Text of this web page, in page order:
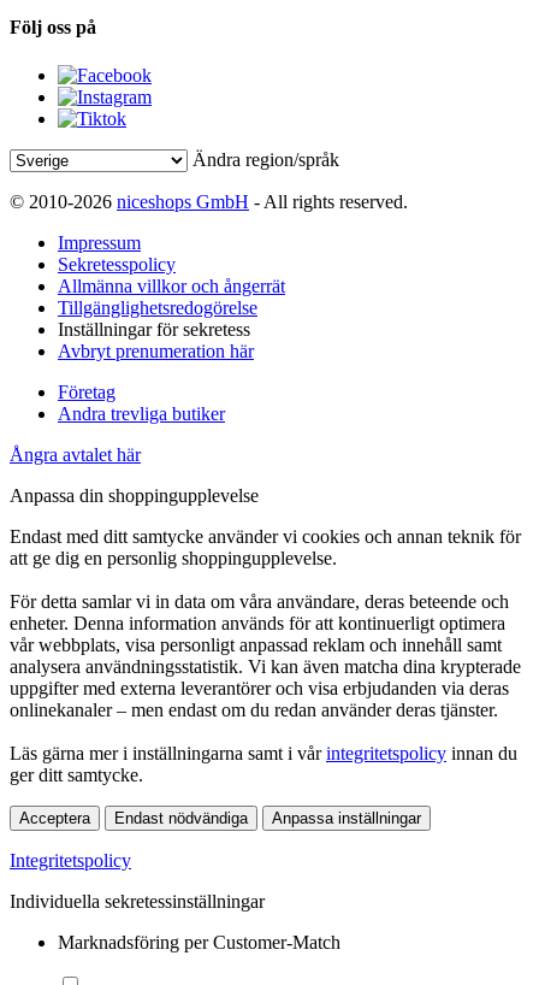
Följ oss på
Ändra region/språk
© 2010-2026 niceshops GmbH - All rights reserved.
Impressum
Sekretesspolicy
Allmänna villkor och ångerrät
Tillgänglighetsredogörelse
Inställningar för sekretess
Avbryt prenumeration här
Företag
Andra trevliga butiker
Ångra avtalet här
Anpassa din shoppingupplevelse
Endast med ditt samtycke använder vi cookies och annan teknik för
att ge dig en personlig shoppingupplevelse.
För detta samlar vi in data om våra användare, deras beteende och
enheter. Denna information används för att kontinuerligt optimera
vår webbplats, visa personligt anpassad reklam och innehåll samt
analysera användningsstatistik. Vi kan även matcha dina krypterade
uppgifter med externa leverantörer och visa erbjudanden via deras
onlinekanaler – men endast om du redan använder deras tjänster.
Läs gärna mer i inställningarna samt i vårintegritetspolicy innan du
ger ditt samtycke.
Acceptera Endast nödvändiga Anpassa inställningar
Integritetspolicy
Individuella sekretessinställningar
Marknadsföring per Customer-Match